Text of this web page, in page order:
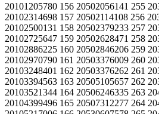
20101205780 156 20502056141 255
20102314698 157 20502114108 256
20102500131 158 20502379233 257
20102725647 159 20502628471 258
20102886225 160 20502846206 259
20102970790 161 20503376009 260
20103248401 162 20503376262 261
20103394563 163 20505105657 262
20103521344 164 20506246335 263
20104399496 165 20507312277 264